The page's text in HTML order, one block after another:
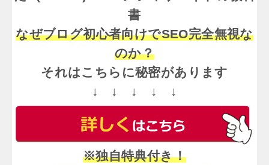
書
なぜブログ初心者向けでSEO完全無視な
のか？
それはこちらに秘密があります
↓ ↓ ↓ ↓ ↓
※独自特典付き！